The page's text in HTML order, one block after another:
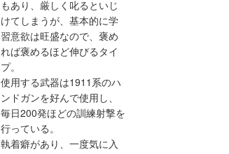
もあり、厳しく叱るといじ
けてしまうが、基本的に学
習意欲は旺盛なので、褒め
れば褒めるほど伸びるタイ
プ。
使用する武器は1911系のハ
ンドガンを好んで使用し、
毎日200発ほどの訓練射撃を
行っている。
執着癖があり、一度気に入